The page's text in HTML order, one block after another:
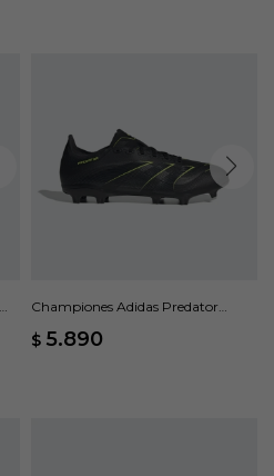
Championes Adidas Predator
$ 5.890